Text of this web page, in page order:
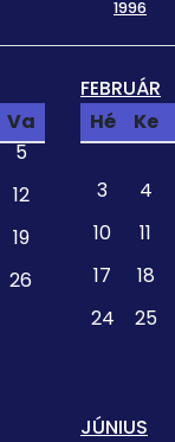
1996
Va
5
12
19
26
FEBRUÁR
Hé
Ke
3
4
10
11
17
18
24
25
JÚNIUS